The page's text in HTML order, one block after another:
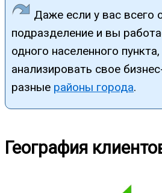
Даже если у вас всего
подразделение и вы
одного населенного
анализировать свое
разные районы города.
География